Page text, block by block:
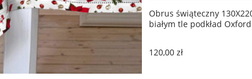
Obrus świąteczny
białym tle podkład
120,00 zł